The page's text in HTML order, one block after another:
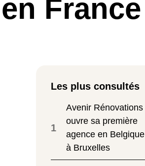
France
Les plus consultés
1
Avenir Rénovations
ouvre sa première
agence en Belgique
à Bruxelles